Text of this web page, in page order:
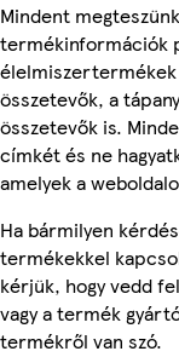
Mindent
termékinformációk
élelmiszertermékek
összetevők, a
összetevők is.
címkét és ne
amelyek a
Ha bármilyen
termékekkel
kérjük, hogy vedd
vagy a termék
termékről van szó.